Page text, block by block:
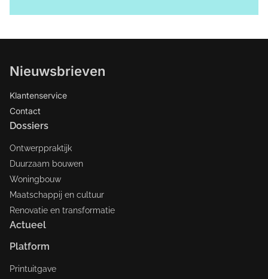
Nieuwsbrieven
Klantenservice
Contact
Dossiers
Ontwerppraktijk
Duurzaam bouwen
Woningbouw
Maatschappij en cultuur
Renovatie en transformatie
Actueel
Platform
Printuitgave